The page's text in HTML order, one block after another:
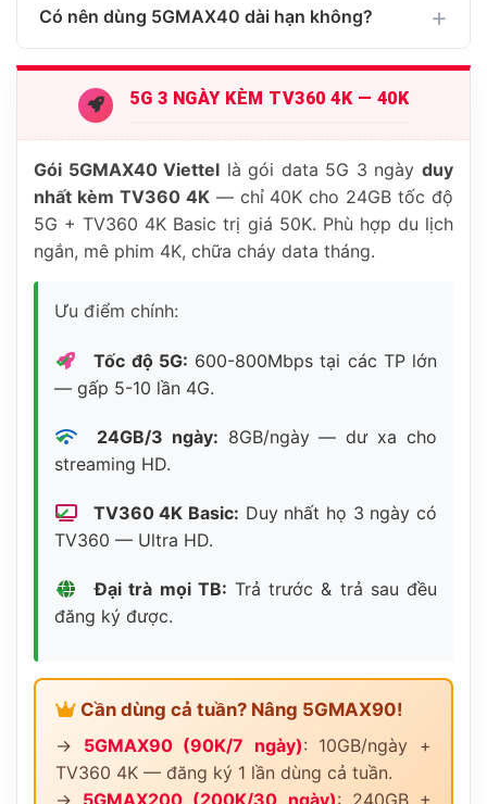
Có nên dùng 5GMAX40 dài hạn không?
5G 3 NGÀY KÈM TV360 4K — 40K
Gói 5GMAX40 Viettel là gói data 5G 3 ngàyduy
nhất kèm TV360 4K— chỉ 40K cho 24GB tốc độ
5G + TV360 4K Basic trị giá 50K. Phù hợp du lịch
ngắn, mê phim 4K, chữa cháy data tháng.
Ưu điểm chính:
Tốc độ 5G: 600-800Mbps tại các TP lớn
— gấp 5-10 lần 4G.
24GB/3 ngày: 8GB/ngày — dư xa cho
streaming HD.
TV360 4K Basic: Duy nhất họ 3 ngày có
TV360 — Ultra HD.
Đại trà mọi TB: Trả trước & trả sau đều
đăng ký được.
Cần dùng cả tuần? Nâng 5GMAX90!
→ 5GMAX90 (90K/7 ngày): 10GB/ngày +
TV360 4K — đăng ký 1 lần dùng cả tuần.
→ 5GMAX200 (200K/30 ngày): 240GB +